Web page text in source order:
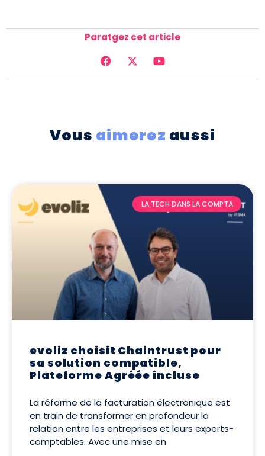
Paratgez cet article
Vous aimerez aussi
LA TECH DANS LA COMPTA
evoliz choisit Chaintrust pour
sa solution compatible,
Plateforme Agréée incluse
La réforme de la facturation électronique est
en train de transformer en profondeur la
relation entre les entreprises et leurs experts-
comptables. Avec une mise en